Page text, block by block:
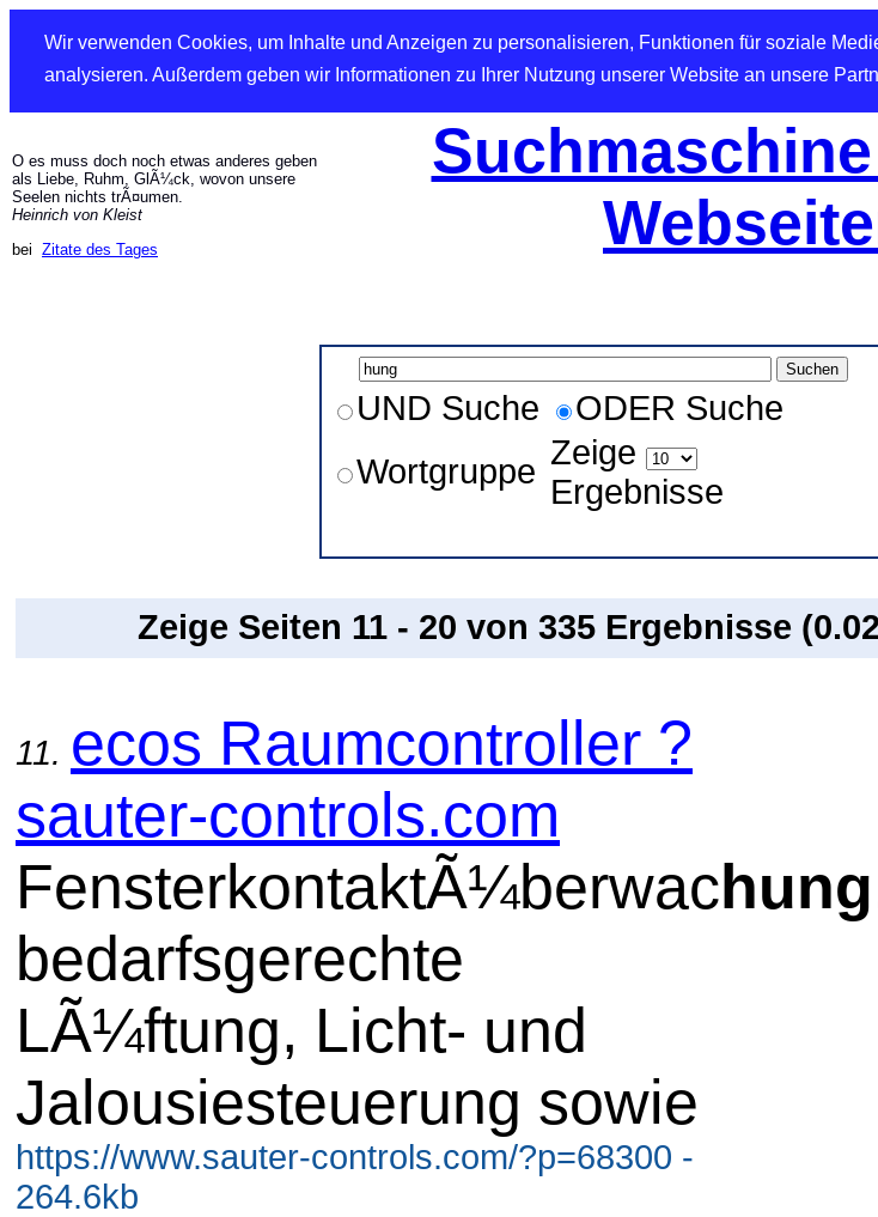
Wir verwenden Cookies, um Inhalte und Anzeigen zu personalisieren, Funktionen für soziale
analysieren. Außerdem geben wir Informationen zu Ihrer Nutzung unserer Website an unsere
O es muss doch noch etwas anderes geben
als Liebe, Ruhm, GlÃ¼ck, wovon unsere
Seelen nichts trÃ¤umen.
Heinrich von Kleist
bei Zitate des Tages
UND Suche
ODER Suche
Wortgruppe Zeige
Ergebnisse
Zeige Seiten 11 - 20 von 335 Ergebnisse
11. ecos Raumcontroller ?
sauter-controls.com
FensterkontaktÃ¼berwachung
bedarfsgerechte
LÃ¼ftung, Licht- und
Jalousiesteuerung sowie
https://www.sauter-controls.com/?p=68300 -
264.6kb